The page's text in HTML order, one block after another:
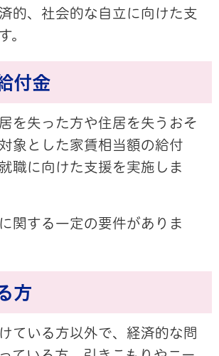
的、社会的な自立に向けた支
。
付金
を失った方や住居を失うおそ
象とした家賃相当額の給付
職に向けた支援を実施しま
関する一定の要件がありま
方
ている方以外で、経済的な問